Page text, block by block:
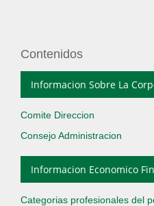
Contenidos
Informacion Sobre La
Comite Direccion
Consejo Administracion
Informacion Economico
Categorias profesionales del